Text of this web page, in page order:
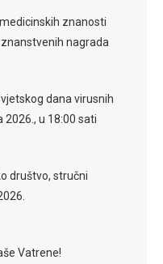
znanosti
nagrada
dana virusnih
2026., u 18:00 sati
društvo, stručni
Vatrene!